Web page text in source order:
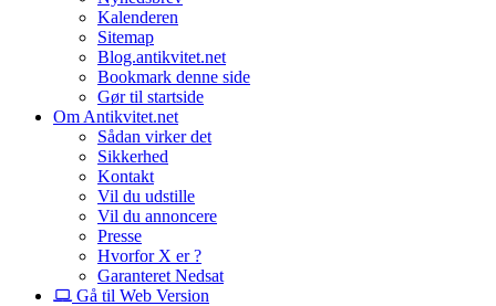
Kalenderen
Sitemap
Blog.antikvitet.net
Bookmark denne side
Gør til startside
Om Antikvitet.net
Sådan virker det
Sikkerhed
Kontakt
Vil du udstille
Vil du annoncere
Presse
Hvorfor X er ?
Garanteret Nedsat
Gå til Web Version